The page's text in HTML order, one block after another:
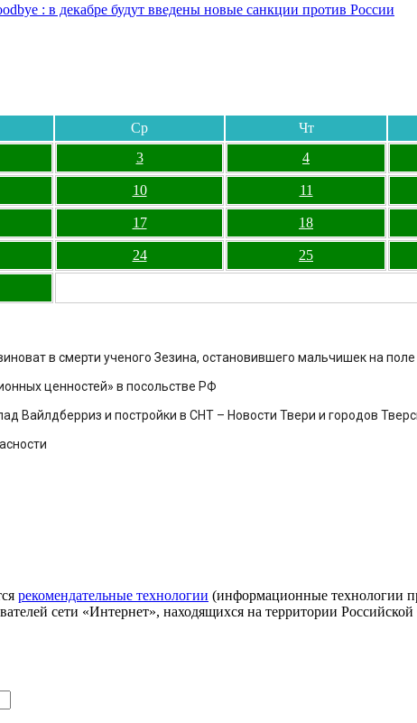
: в декабре будут введены новые санкции против России
Ср Чт
3 4
10 11
17 18
24 25
в смерти ученого Зезина, остановившего мальчишек на поле
ценностей» в посольстве РФ
Вайлдберриз и постройки в СНТ – Новости Твери и городов
рекомендательные технологии (информационные технологии
сети «Интернет», находящихся на территории